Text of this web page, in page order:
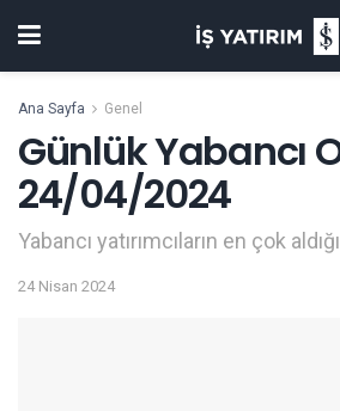
Ana Sayfa Genel
Günlük Yabancı
24/04/2024
Yabancı yatırımcıların en çok
24 Nisan 2024